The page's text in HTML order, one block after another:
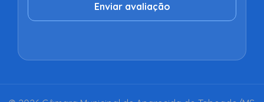
Enviar avaliação